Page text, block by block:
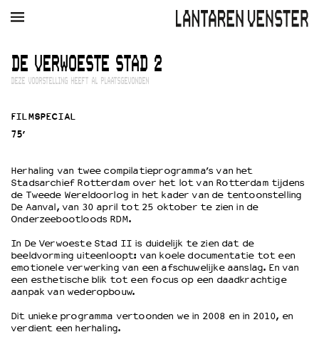
AGENDA FILM MUZIEK RESTAURANT
Winkelmandje
Zoek
Kaartverkoop
Schoolvoorstellingen
Filmprogramma’s Primair Onderwijs
Filmprogramma’s VO/MBO
DE VERWOESTE STAD 2
DEZE VOORSTELLING HEEFT AL PLAATSGEVONDEN
FILMSPECIAL
75’
Herhaling van twee compilatieprogramma’s van het
Stadsarchief Rotterdam over het lot van Rotterdam tijdens
de Tweede Wereldoorlog in het kader van de tentoonstelling
De Aanval, van 30 april tot 25 oktober te zien in de
Onderzeebootloods RDM.
In De Verwoeste Stad II is duidelijk te zien dat de
beeldvorming uiteenloopt: van koele documentatie tot een
emotionele verwerking van een afschuwelijke aanslag. En van
een esthetische blik tot een focus op een daadkrachtige
aanpak van wederopbouw.
Dit unieke programma vertoonden we in 2008 en in 2010, en
verdient een herhaling.